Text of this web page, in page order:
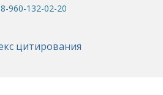
8-960-132-02-20